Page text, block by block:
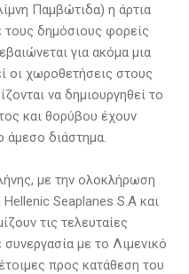
Παμβώτιδα) η άρτια
τους δημόσιους φορείς
για ακόμα μια
οι χωροθετήσεις στους
να δημιουργηθεί το
και θορύβου έχουν
άμεσο διάστημα.
με την ολοκλήρωση
Seaplanes S.A και
τις τελευταίες
με το Λιμενικό
προς κατάθεση του